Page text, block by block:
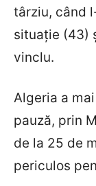
târziu, când
situație (43)
vinclu.
Algeria a
pauză, prin
de la 25 de
periculos